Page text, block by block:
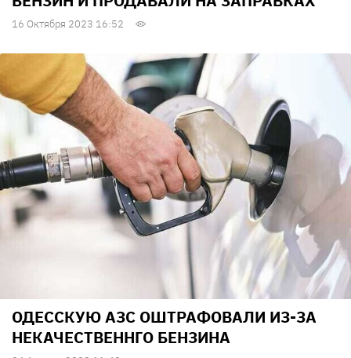
16 Октября 2023 16:52
ОДЕССКУЮ АЗС ОШТРАФОВАЛИ ИЗ-ЗА
НЕКАЧЕСТВЕННГО БЕНЗИНА